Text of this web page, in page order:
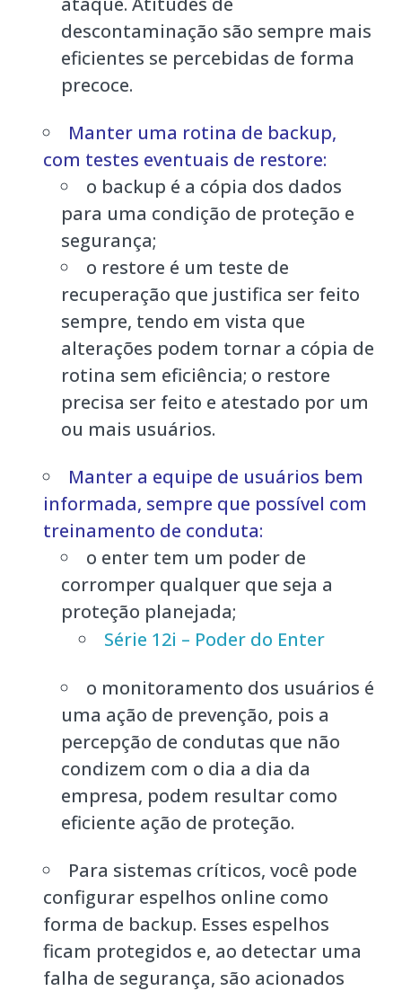
descontaminação são sempre mais
eficientes se percebidas de forma
precoce.
Manter uma rotina de backup,
com testes eventuais de restore:
o backup é a cópia dos dados
para uma condição de proteção e
segurança;
o restore é um teste de
recuperação que justifica ser feito
sempre, tendo em vista que
alterações podem tornar a cópia de
rotina sem eficiência; o restore
precisa ser feito e atestado por um
ou mais usuários.
Manter a equipe de usuários bem
informada, sempre que possível com
treinamento de conduta:
o enter tem um poder de
corromper qualquer que seja a
proteção planejada;
Série 12i – Poder do Enter
o monitoramento dos usuários é
uma ação de prevenção, pois a
percepção de condutas que não
condizem com o dia a dia da
empresa, podem resultar como
eficiente ação de proteção.
Para sistemas críticos, você pode
configurar espelhos online como
forma de backup. Esses espelhos
ficam protegidos e, ao detectar uma
falha de segurança, são acionados